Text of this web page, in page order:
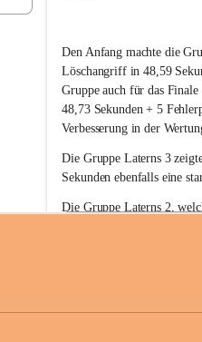
l
l
i
g
e
F
e
u
e
r
w
t
Den Anfang machte die
Löschangriff in 48,59
Gruppe auch für das
48,73 Sekunden + 5
Verbesserung in der
Die Gruppe Laterns 3
Sekunden ebenfalls eine
Die Gruppe Laterns 2,